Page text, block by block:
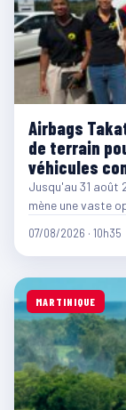
Airbags
de terrain
véhicules
Jusqu'au 31 août
mène une vaste
07/08/2026 · 10h35
MARTINIQUE